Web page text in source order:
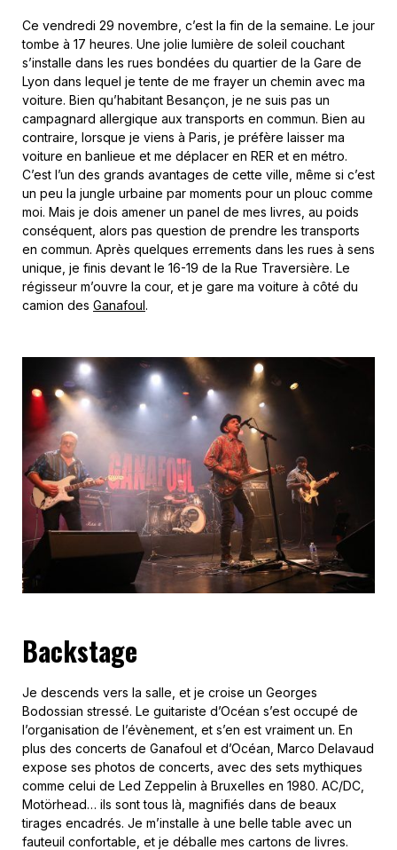
Ce vendredi 29 novembre, c’est la fin de la semaine. Le jour
tombe à 17 heures. Une jolie lumière de soleil couchant
s’installe dans les rues bondées du quartier de la Gare de
Lyon dans lequel je tente de me frayer un chemin avec ma
voiture. Bien qu’habitant Besançon, je ne suis pas un
campagnard allergique aux transports en commun. Bien au
contraire, lorsque je viens à Paris, je préfère laisser ma
voiture en banlieue et me déplacer en RER et en métro.
C’est l’un des grands avantages de cette ville, même si c’est
un peu la jungle urbaine par moments pour un plouc comme
moi. Mais je dois amener un panel de mes livres, au poids
conséquent, alors pas question de prendre les transports
en commun. Après quelques errements dans les rues à sens
unique, je finis devant le 16-19 de la Rue Traversière. Le
régisseur m’ouvre la cour, et je gare ma voiture à côté du
camion des Ganafoul.
Backstage
Je descends vers la salle, et je croise un Georges
Bodossian stressé. Le guitariste d’Océan s’est occupé de
l’organisation de l’évènement, et s’en est vraiment un. En
plus des concerts de Ganafoul et d’Océan, Marco Delavaud
expose ses photos de concerts, avec des sets mythiques
comme celui de Led Zeppelin à Bruxelles en 1980. AC/DC,
Motörhead… ils sont tous là, magnifiés dans de beaux
tirages encadrés. Je m’installe à une belle table avec un
fauteuil confortable, et je déballe mes cartons de livres.